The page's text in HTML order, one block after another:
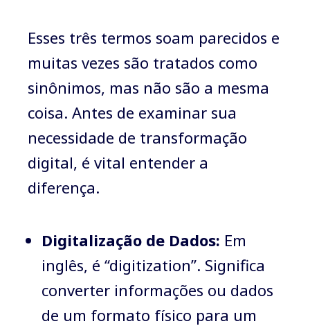
Esses três termos soam parecidos e
muitas vezes são tratados como
sinônimos, mas não são a mesma
coisa. Antes de examinar sua
necessidade de transformação
digital, é vital entender a
diferença.
Digitalização de Dados: Em
inglês, é “digitization”. Significa
converter informações ou dados
de um formato físico para um